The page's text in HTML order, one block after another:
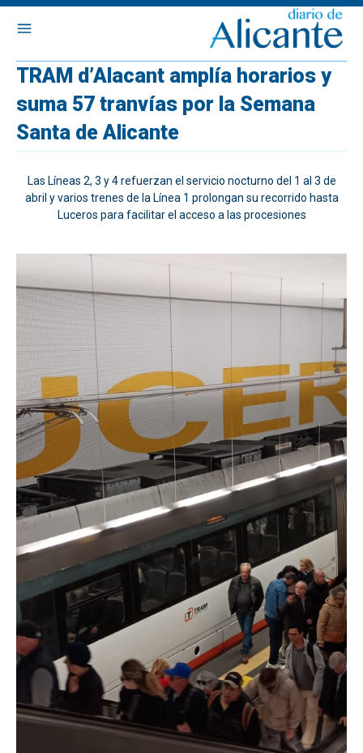
TRAM d’Alacant amplía horarios y
suma 57 tranvías por la Semana
Santa de Alicante
Las Líneas 2, 3 y 4 refuerzan el servicio nocturno del 1 al 3 de
abril y varios trenes de la Línea 1 prolongan su recorrido hasta
Luceros para facilitar el acceso a las procesiones